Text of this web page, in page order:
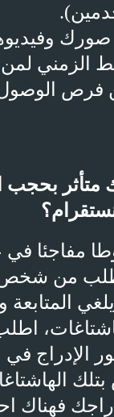
الزمني لمن
فرص
بحجب
مفاجئا في
من شخص
المتابعة
الإدراج
فهناك